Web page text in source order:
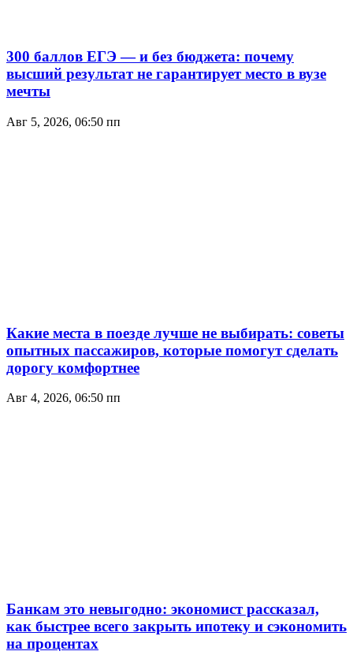
300 баллов ЕГЭ — и без бюджета: почему
высший результат не гарантирует место в вузе
мечты
Авг 5, 2026, 06:50 пп
Какие места в поезде лучше не выбирать: советы
опытных пассажиров, которые помогут сделать
дорогу комфортнее
Авг 4, 2026, 06:50 пп
Банкам это невыгодно: экономист рассказал,
как быстрее всего закрыть ипотеку и сэкономить
на процентах